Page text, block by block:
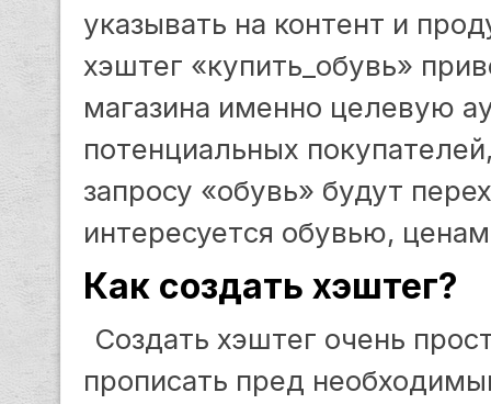
указывать на контент и
хэштег «купить_обувь»
магазина именно целевую
потенциальных
запросу «обувь» будут
интересуется обувью,
Как создать хэштег?
Создать хэштег очень
прописать пред